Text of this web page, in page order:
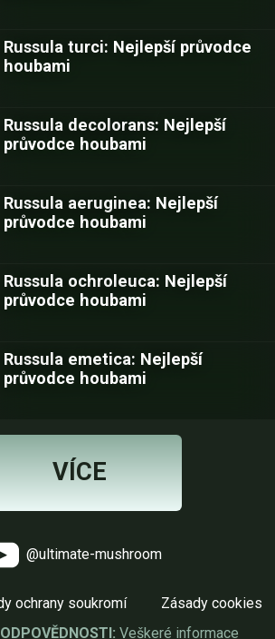
Russula turci: Nejlepší průvodce
houbami
Russula decolorans: Nejlepší
průvodce houbami
Russula aeruginea: Nejlepší
průvodce houbami
Russula ochroleuca: Nejlepší
průvodce houbami
Russula emetica: Nejlepší
průvodce houbami
VÍCE
@ultimate-mushroom
ochrany soukromí
Zásady cookies
Veškeré informace